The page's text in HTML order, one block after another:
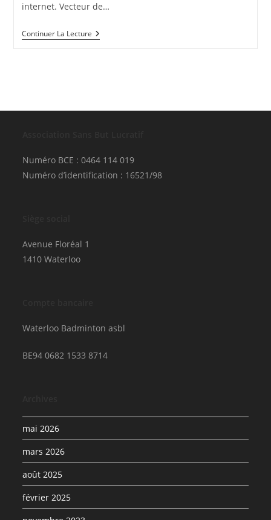
internet. Vecteur de…
Continuer La LectureUn
Site
Numéro BCE : 0464 114 019
Numéro d’identification : 16521/98
Avenue Floréal 1
1410 Waterloo
Waterloo Badminton asbl
BE94 0682 1533 8714
mai 2026
mars 2026
août 2025
février 2025